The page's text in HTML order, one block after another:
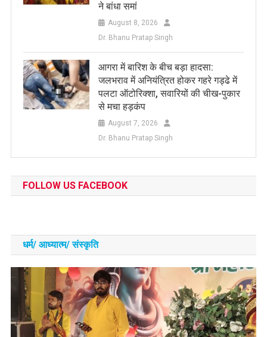
ने बांधा समां
August 8, 2026
Dr. Bhanu Pratap Singh
आगरा में बारिश के बीच बड़ा हादसा:
जलभराव में अनियंत्रित होकर गहरे गड्ढे में
पलटा ऑटोरिक्शा, सवारियों की चीख-पुकार
से मचा हड़कंप
August 7, 2026
Dr. Bhanu Pratap Singh
FOLLOW US FACEBOOK
धर्म/ आध्‍यात्‍म/ संस्‍कृति